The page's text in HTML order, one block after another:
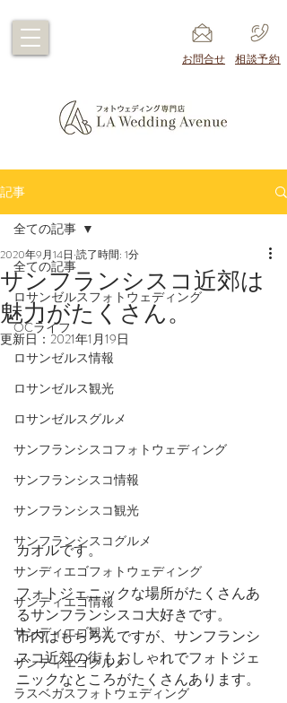
​お問合せ ​相談予約
記事
全ての記事
ロサンゼルスフォトウェディング
OCライフ
ロサンゼルス情報
ロサンゼルス観光
ロサンゼルスグルメ
サンフランシスコフォトウェディング
サンフランシスコ情報
サンフランシスコ観光
サンフランシスコグルメ
サンディエゴフォトウェディング
サンディエゴ情報
サンディエゴ観光
サンディエゴグルメ
ラスベガスフォトウェディング
全ての記事
サンフランシスコ近郊は
魅力がたくさん。
2020年9月14日 読了時間: 1分
更新日： 2021年1月19日
カオルです。
フォトジェニックな場所がたくさんあ
るサンフランシスコ大好きです。
市内はもちろんですが、サンフランシ
スコ近郊の街もおしゃれでフォトジェ
ニックなところがたくさんあります。